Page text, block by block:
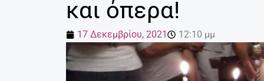
και όπερα!
17 Δεκεμβρίου, 2021 12:10 μμ